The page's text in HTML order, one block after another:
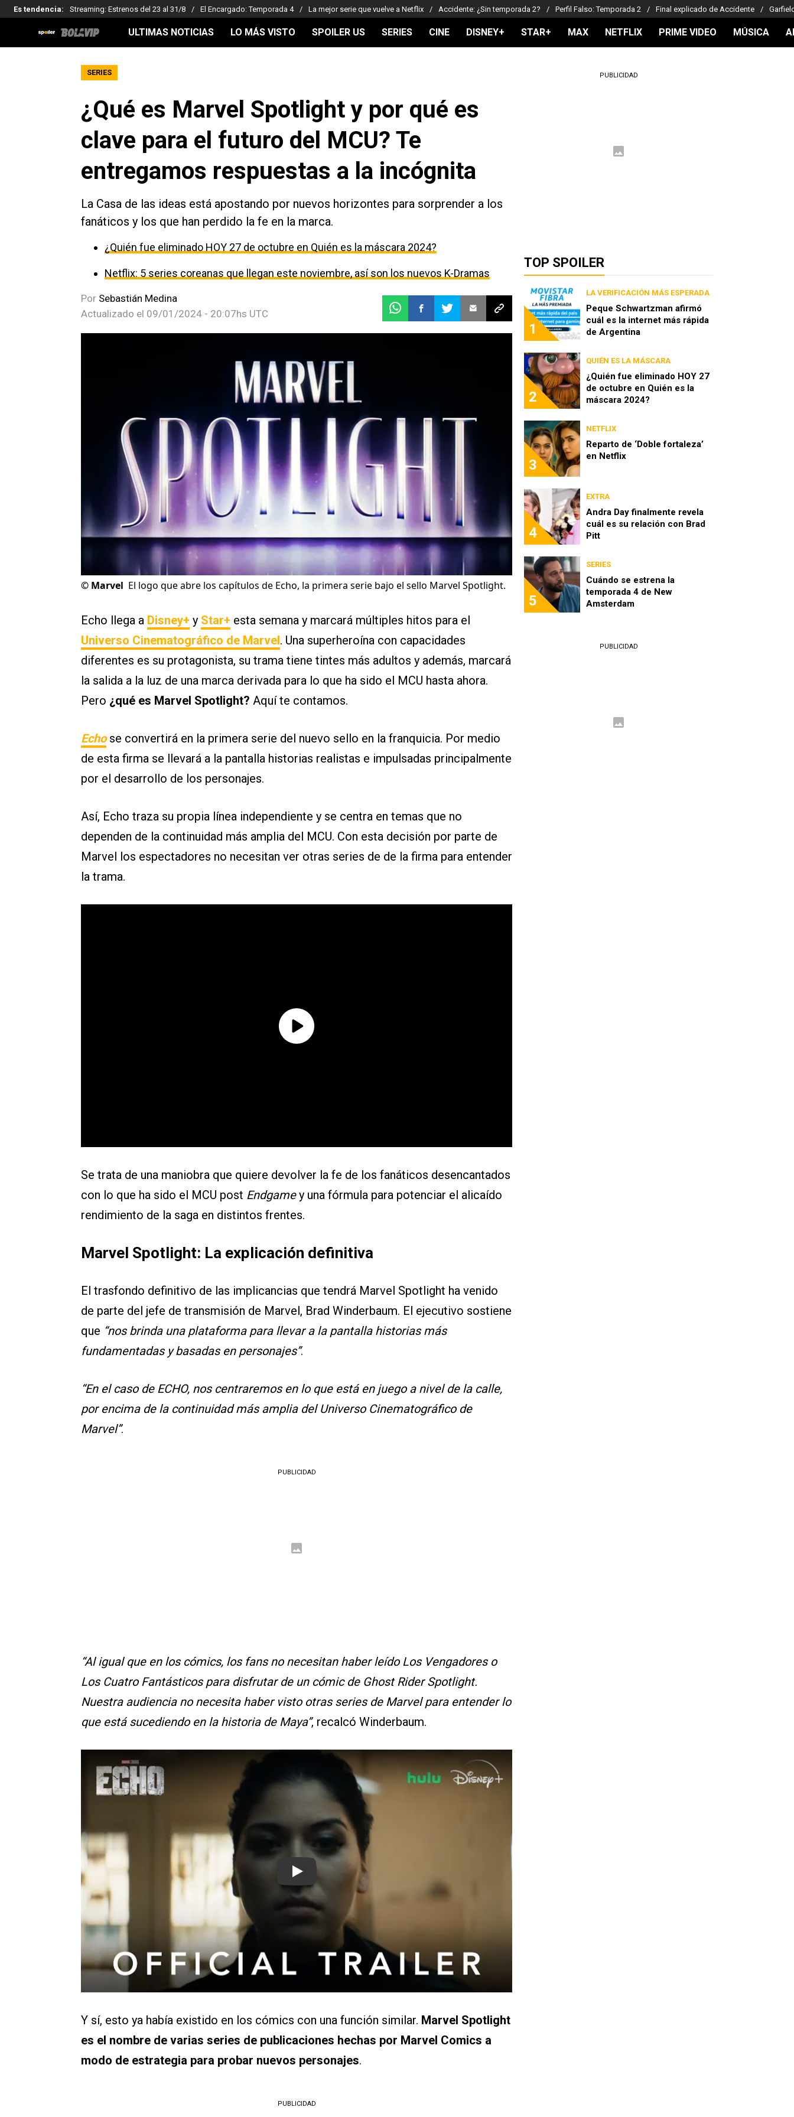
Es tendencia: Streaming: Estrenos del 23 al 31/8 El Encargado: Temporada 4 La mejor serie que vuelve a Netflix Accidente: ¿Sin temporada 2? Perfil Falso: Temporada 2 Final explicado de Accidente
ULTIMAS NOTICIAS LO MÁS VISTO SPOILER US SERIES CINE DISNEY+ STAR+ MAX NETFLIX PRIME VIDEO MÚSICA
SERIES
¿Qué es Marvel Spotlight y por qué es
clave para el futuro del MCU? Te
entregamos respuestas a la incógnita
La Casa de las ideas está apostando por nuevos horizontes para sorprender a los
fanáticos y los que han perdido la fe en la marca.
¿Quién fue eliminado HOY 27 de octubre en Quién es la máscara 2024?
Netflix: 5 series coreanas que llegan este noviembre, así son los nuevos K-Dramas
Por Sebastián Medina
Actualizado el 09/01/2024 - 20:07hs UTC
© Marvel El logo que abre los capítulos de Echo, la primera serie bajo el sello Marvel Spotlight.
Echo llega a Disney+ y Star+ esta semana y marcará múltiples hitos para el
Universo Cinematográfico de Marvel. Una superheroína con capacidades
diferentes es su protagonista, su trama tiene tintes más adultos y además, marcará
la salida a la luz de una marca derivada para lo que ha sido el MCU hasta ahora.
Pero ¿qué es Marvel Spotlight? Aquí te contamos.
Echose convertirá en la primera serie del nuevo sello en la franquicia. Por medio
de esta firma se llevará a la pantalla historias realistas e impulsadas principalmente
por el desarrollo de los personajes.
Así, Echo traza su propia línea independiente y se centra en temas que no
dependen de la continuidad más amplia del MCU. Con esta decisión por parte de
Marvel los espectadores no necesitan ver otras series de de la firma para entender
la trama.
Se trata de una maniobra que quiere devolver la fe de los fanáticos desencantados
con lo que ha sido el MCU post Endgamey una fórmula para potenciar el alicaído
rendimiento de la saga en distintos frentes.
Marvel Spotlight: La explicación definitiva
El trasfondo definitivo de las implicancias que tendrá Marvel Spotlight ha venido
de parte del jefe de transmisión de Marvel, Brad Winderbaum. El ejecutivo sostiene
que “nos brinda una plataforma para llevar a la pantalla historias más
fundamentadas y basadas en personajes”.
“En el caso de ECHO, nos centraremos en lo que está en juego a nivel de la calle,
por encima de la continuidad más amplia del Universo Cinematográfico de
Marvel”.
PUBLICIDAD
“Al igual que en los cómics, los fans no necesitan haber leído Los Vengadores o
Los Cuatro Fantásticos para disfrutar de un cómic de Ghost Rider Spotlight.
Nuestra audiencia no necesita haber visto otras series de Marvel para entender lo
que está sucediendo en la historia de Maya”, recalcó Winderbaum.
Play
Y sí, esto ya había existido en los cómics con una función similar. Marvel Spotlight
es el nombre de varias series de publicaciones hechas por Marvel Comics a
modo de estrategia para probar nuevos personajes.
PUBLICIDAD
PUBLICIDAD
TOP SPOILER
1
LA VERIFICACIÓN MÁS ESPERADA
Peque Schwartzman afirmó
cuál es la internet más rápida
de Argentina
2
QUIÉN ES LA MÁSCARA
¿Quién fue eliminado HOY 27
de octubre en Quién es la
máscara 2024?
3
NETFLIX
Reparto de ‘Doble fortaleza’
en Netflix
4
EXTRA
Andra Day finalmente revela
cuál es su relación con Brad
Pitt
5
SERIES
Cuándo se estrena la
temporada 4 de New
Amsterdam
PUBLICIDAD